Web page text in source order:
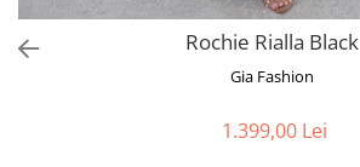
Tricouri
Traditional
Rochie Rialla Black
Gia Fashion
1.399,00 Lei